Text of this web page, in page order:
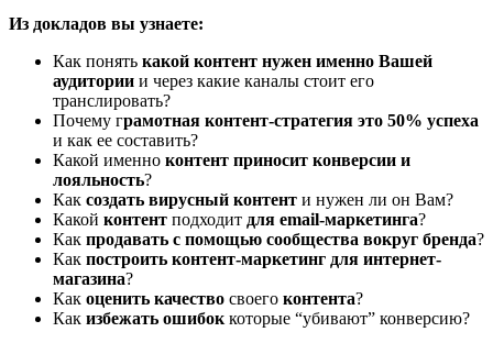
Из докладов вы узнаете:
Как понять какой контент нужен именно Вашей
аудитории и через какие каналы стоит его
транслировать?
Почему грамотная контент-стратегия это 50% успеха
и как ее составить?
Какой именно контент приносит конверсии и
лояльность?
Как создать вирусный контент и нужен ли он Вам?
Какой контент подходит для email-маркетинга?
Как продавать с помощью сообщества вокруг бренда?
Как построить контент-маркетинг для интернет-
магазина?
Как оценить качество своего контента?
Как избежать ошибок которые “убивают” конверсию?